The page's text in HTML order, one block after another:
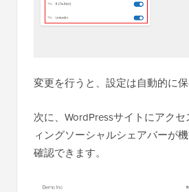
変更を行うと、設定は自動的に保
次に、WordPressサイトにアク
ィングソーシャルシェアバーが
確認できます。